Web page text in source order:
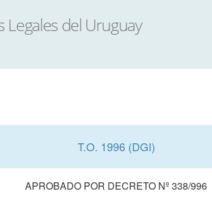
T.O. 1996 (DGI)
APROBADO POR DECRETO Nº 338/996